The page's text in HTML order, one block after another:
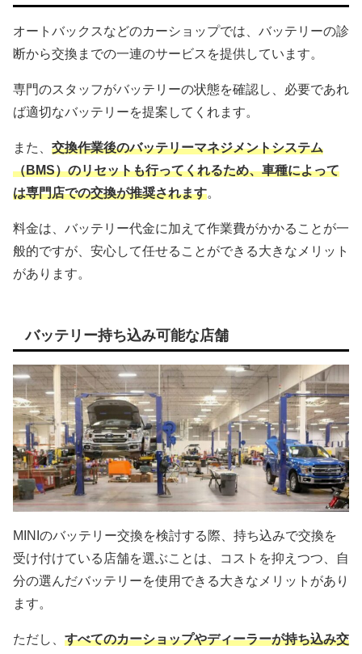
オートバックスなどのカーショップでは、バッテリーの診
断から交換までの一連のサービスを提供しています。
専門のスタッフがバッテリーの状態を確認し、必要であれ
ば適切なバッテリーを提案してくれます。
また、 交換作業後のバッテリーマネジメントシステム
（BMS）のリセットも行ってくれるため、車種によって
は専門店での交換が推奨されます。
料金は、バッテリー代金に加えて作業費がかかることが一
般的ですが、安心して任せることができる大きなメリット
があります。
バッテリー持ち込み可能な店舗
MINIのバッテリー交換を検討する際、持ち込みで交換を
受け付けている店舗を選ぶことは、コストを抑えつつ、自
分の選んだバッテリーを使用できる大きなメリットがあり
ます。
ただし、 すべてのカーショップやディーラーが持ち込み交